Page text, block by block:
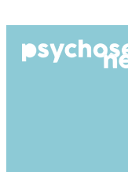
naar